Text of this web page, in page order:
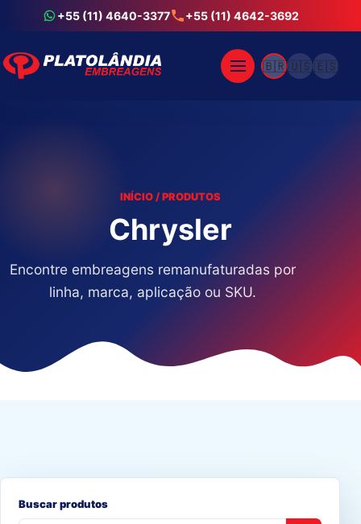
+55 (11) 4640-3377 +55 (11) 4642-3692
🇧🇷🇺🇸🇪🇸
INÍCIO / PRODUTOS
Chrysler
Encontre embreagens remanufaturadas por
linha, marca, aplicação ou SKU.
Buscar produtos